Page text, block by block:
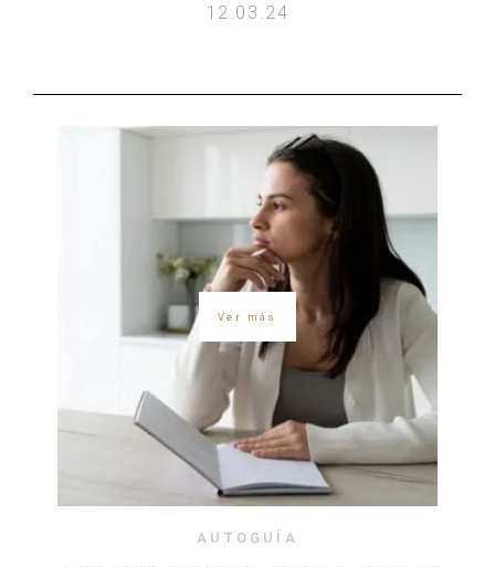
12.03.24
Ver más
AUTOGUÍA